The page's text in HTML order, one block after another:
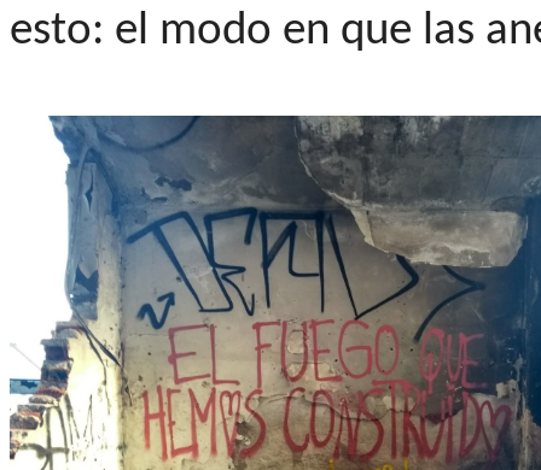
esto: el modo en que las